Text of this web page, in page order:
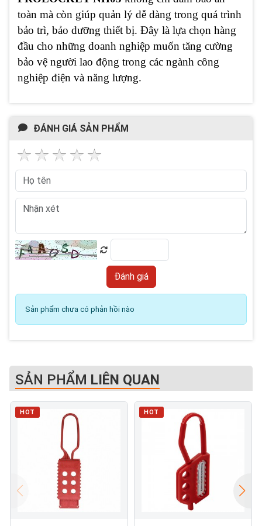
toàn mà còn giúp quản lý dễ dàng trong quá trình
bảo trì, bảo dưỡng thiết bị. Đây là lựa chọn hàng
đầu cho những doanh nghiệp muốn tăng cường
bảo vệ người lao động trong các ngành công
nghiệp điện và năng lượng.
ĐÁNH GIÁ SẢN PHẨM
Sản phẩm chưa có phản hồi nào
SẢN PHẨM LIÊN QUAN
HOT HOT